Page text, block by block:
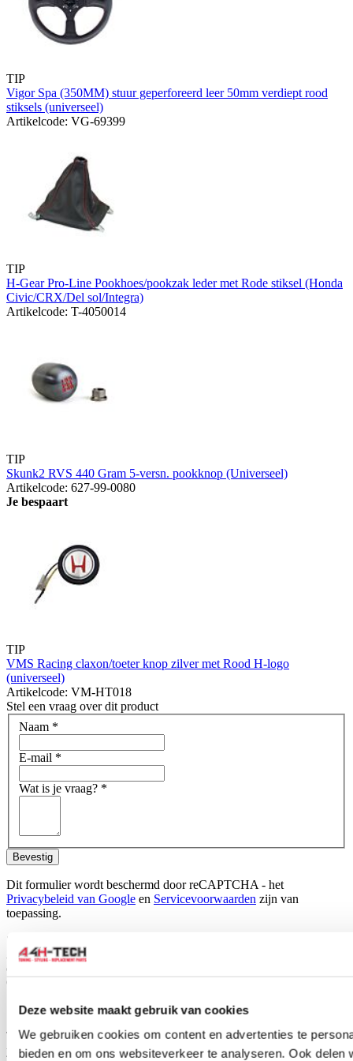
Deze website maakt gebruik van cookies
We gebruiken cookies om content en advertenties te
bieden en om ons websiteverkeer te analyseren. Ook
TIP
Vigor Spa (350MM) stuur geperforeerd leer 50mm verdiept rood
stiksels (universeel)
Artikelcode: VG-69399
TIP
H-Gear Pro-Line Pookhoes/pookzak leder met Rode stiksel (Honda
Civic/CRX/Del sol/Integra)
Artikelcode: T-4050014
TIP
Skunk2 RVS 440 Gram 5-versn. pookknop (Universeel)
Artikelcode: 627-99-0080
Je bespaart
TIP
VMS Racing claxon/toeter knop zilver met Rood H-logo
(universeel)
Artikelcode: VM-HT018
Stel een vraag over dit product
Naam *
E-mail *
Wat is je vraag? *
Bevestig
Dit formulier wordt beschermd door reCAPTCHA - het
Privacybeleid van Google en Servicevoorwaarden zijn van
toepassing.
Schrijf je eigen review
Alleen geregistreerde gebruikers kunnen reviews schrijven.
of
Omschrijving
Set Premium Velour car mats suitable for your Honda Civic.
These mats are made of beautiful velour, are specially tailored for
your car type and therefore will fit perfectly. H-Gear premium car